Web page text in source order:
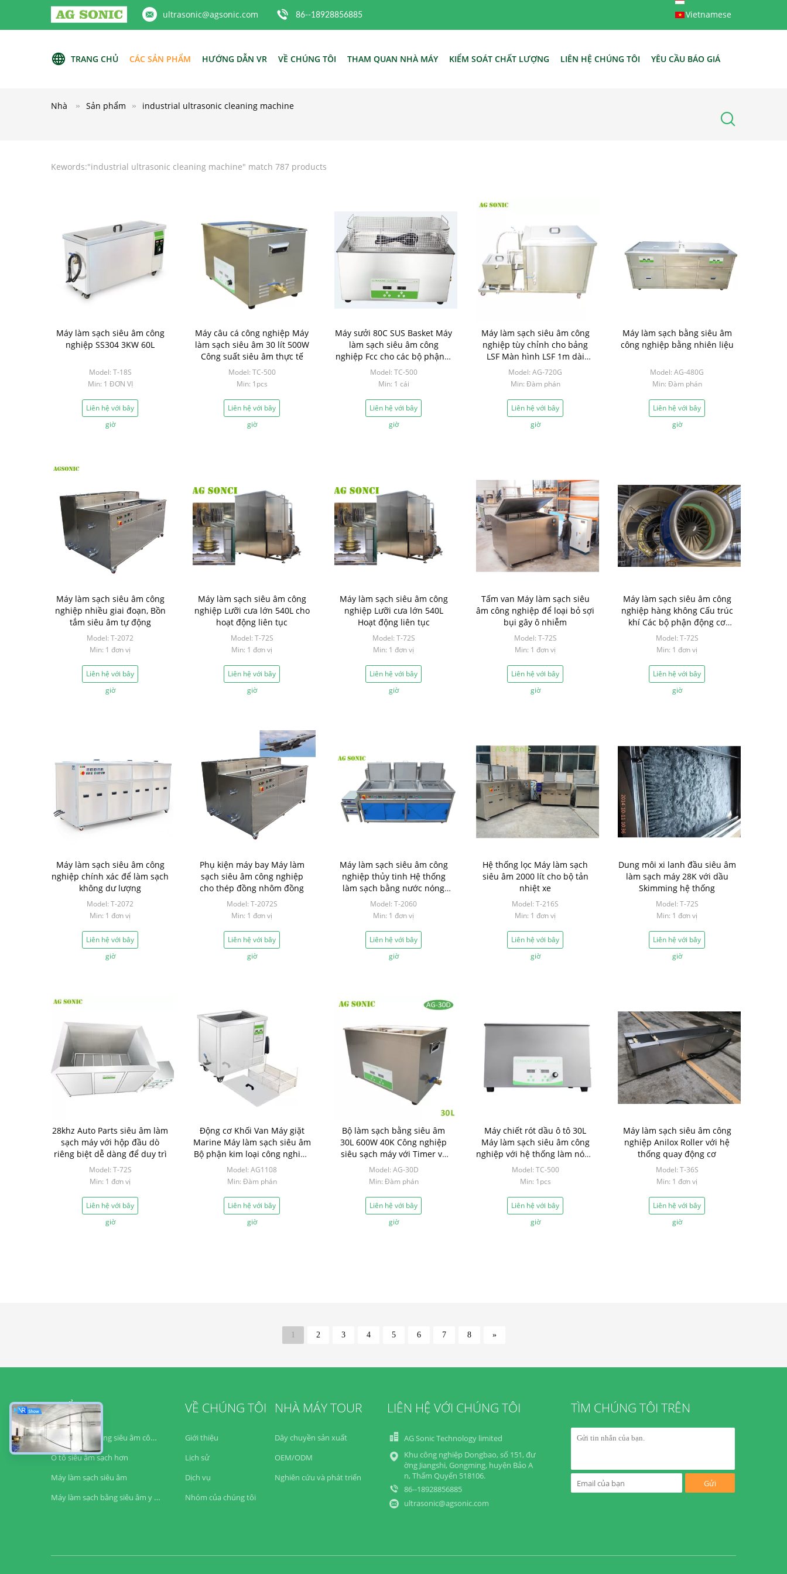
ultrasonic@agsonic.com 86--18928856885 Vietnamese
TRANG CHỦ CÁC SẢN PHẨM HƯỚNG DẪN VR VỀ CHÚNG TÔI THAM QUAN NHÀ MÁY KIỂM SOÁT CHẤT LƯỢNG LIÊN HỆ CHÚNG TÔI YÊU CẦU BÁO GIÁ
Nhà Sản phẩm industrial ultrasonic cleaning machine
Kewords:"industrial ultrasonic cleaning machine" match 787 products
Máy làm sạch siêu âm công
nghiệp SS304 3KW 60L
Model: T-18S
Min: 1 ĐƠN VỊ
Liên hệ với bây
giờ
Máy câu cá công nghiệp Máy
làm sạch siêu âm 30 lít 500W
Công suất siêu âm thực tế
Model: TC-500
Min: 1pcs
Liên hệ với bây
giờ
Máy sưởi 80C SUS Basket Máy
làm sạch siêu âm công
nghiệp Fcc cho các bộ phận ô
tô
Model: TC-500
Min: 1 cái
Liên hệ với bây
giờ
Máy làm sạch siêu âm công
nghiệp tùy chỉnh cho bảng
LSF Màn hình LSF 1m dài
SUS304
Model: AG-720G
Min: Đàm phán
Liên hệ với bây
giờ
Máy làm sạch bằng siêu âm
công nghiệp bằng nhiên liệu
Model: AG-480G
Min: Đàm phán
Liên hệ với bây
giờ
Máy làm sạch siêu âm công
nghiệp nhiều giai đoạn, Bồn
tắm siêu âm tự động
Model: T-2072
Min: 1 đơn vị
Liên hệ với bây
giờ
Máy làm sạch siêu âm công
nghiệp Lưỡi cưa lớn 540L cho
hoạt động liên tục
Model: T-72S
Min: 1 đơn vị
Liên hệ với bây
giờ
Máy làm sạch siêu âm công
nghiệp Lưỡi cưa lớn 540L
Hoạt động liên tục
Model: T-72S
Min: 1 đơn vị
Liên hệ với bây
giờ
Tấm van Máy làm sạch siêu
âm công nghiệp để loại bỏ sợi
bụi gây ô nhiễm
Model: T-72S
Min: 1 đơn vị
Liên hệ với bây
giờ
Máy làm sạch siêu âm công
nghiệp hàng không Cấu trúc
khí Các bộ phận động cơ
Thiết bị làm sạch
Model: T-72S
Min: 1 đơn vị
Liên hệ với bây
giờ
Máy làm sạch siêu âm công
nghiệp chính xác để làm sạch
không dư lượng
Model: T-2072
Min: 1 đơn vị
Liên hệ với bây
giờ
Phụ kiện máy bay Máy làm
sạch siêu âm công nghiệp
cho thép đồng nhôm đồng
Model: T-2072S
Min: 1 đơn vị
Liên hệ với bây
giờ
Máy làm sạch siêu âm công
nghiệp thủy tinh Hệ thống
làm sạch bằng nước nóng
khuôn khuôn
Model: T-2060
Min: 1 đơn vị
Liên hệ với bây
giờ
Hệ thống lọc Máy làm sạch
siêu âm 2000 lít cho bộ tản
nhiệt xe
Model: T-216S
Min: 1 đơn vị
Liên hệ với bây
giờ
Dung môi xi lanh đầu siêu âm
làm sạch máy 28K với dầu
Skimming hệ thống
Model: T-72S
Min: 1 đơn vị
Liên hệ với bây
giờ
28khz Auto Parts siêu âm làm
sạch máy với hộp đầu dò
riêng biệt dễ dàng để duy trì
Model: T-72S
Min: 1 đơn vị
Liên hệ với bây
giờ
Động cơ Khối Van Máy giặt
Marine Máy làm sạch siêu âm
Bộ phận kim loại công nghiệp
Dầu sưởi tắm
Model: AG1108
Min: Đàm phán
Liên hệ với bây
giờ
Bộ làm sạch bằng siêu âm
30L 600W 40K Công nghiệp
siêu sạch máy với Timer và
nóng
Model: AG-30D
Min: Đàm phán
Liên hệ với bây
giờ
Máy chiết rót dầu ô tô 30L
Máy làm sạch siêu âm công
nghiệp với hệ thống làm nóng
600W
Model: TC-500
Min: 1pcs
Liên hệ với bây
giờ
Máy làm sạch siêu âm công
nghiệp Anilox Roller với hệ
thống quay động cơ
Model: T-36S
Min: 1 đơn vị
Liên hệ với bây
giờ
1 2 3 4 5 6 7 8 »
THỂ LOẠI
Bộ làm sạch bằng siêu âm công nghiệp
Ô tô siêu âm sạch hơn
Máy làm sạch siêu âm
Máy làm sạch bằng siêu âm y học
VỀ CHÚNG TÔI
Giới thiệu
Lịch sử
Dịch vụ
Nhóm của chúng tôi
NHÀ MÁY TOUR
Dây chuyền sản xuất
OEM/ODM
Nghiên cứu và phát triển
LIÊN HỆ VỚI CHÚNG TÔI
AG Sonic Technology limited
Khu công nghiệp Dongbao, số 151, đư
ờng Jiangshi, Gongming, huyện Bảo A
n, Thẩm Quyến 518106.
86--18928856885
ultrasonic@agsonic.com
TÌM CHÚNG TÔI TRÊN
Gửi